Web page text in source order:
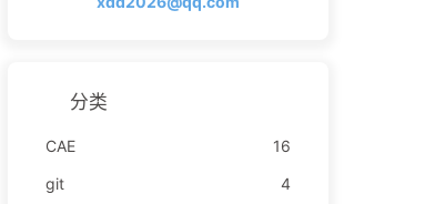
分类
CAE
16
git
4